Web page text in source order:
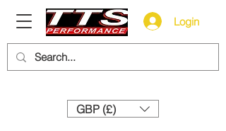
Login
GBP (£)